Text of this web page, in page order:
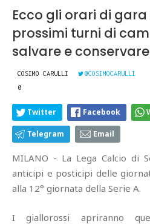
Ecco gli orari di gara
prossimi turni di
salvare e conservare
COSIMO CARULLI @COSIMOCARULLI
0
Twitter Facebook
Telegram Email
MILANO - La Lega Calcio di
anticipi e posticipi delle
alla 12° giornata della Serie A.
I giallorossi apriranno